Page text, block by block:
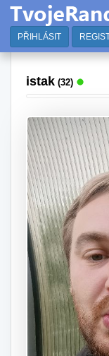
PŘIHLÁSIT
istak (32)